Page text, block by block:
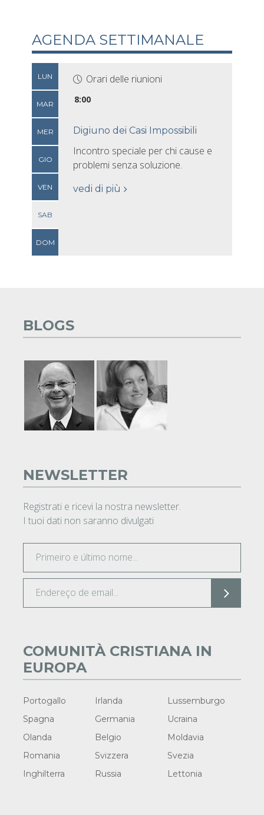
AGENDA SETTIMANALE
LUN
MAR
MER
GIO
VEN
SAB
DOM
Orari delle riunioni
8:00
Digiuno dei Casi Impossibili
Incontro speciale per chi cause e
problemi senza soluzione.
vedi di più
BLOGS
NEWSLETTER
Registrati e ricevi la nostra newsletter.
I tuoi dati non saranno divulgati
COMUNITÀ CRISTIANA IN
EUROPA
Portogallo Irlanda
Lussemburgo
Spagna
Germania
Ucraina
Olanda
Belgio
Moldavia
Romania
Svizzera
Svezia
Inghilterra
Russia Lettonia